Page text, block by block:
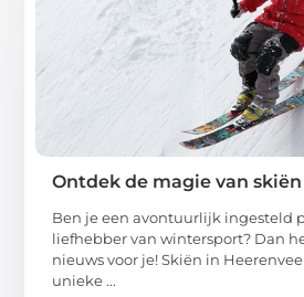
Ontdek de magie van
Ben je een avontuurlijk ingesteld
liefhebber van wintersport? Dan
nieuws voor je! Skiën in
unieke ...